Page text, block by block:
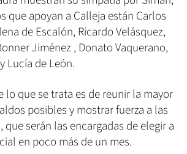
que apoyan a Calleja están Carlos
de Escalón, Ricardo Velásquez,
Jiménez , Donato Vaquerano,
Lucía de León.
lo que se trata es de reunir la mayor
posibles y mostrar fuerza a las
que serán las encargadas de elegir a
en poco más de un mes.